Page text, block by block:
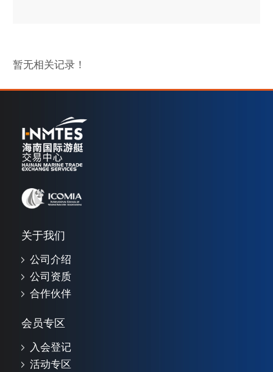
暂无相关记录！
关于我们
公司介绍
公司资质
合作伙伴
会员专区
入会登记
活动专区